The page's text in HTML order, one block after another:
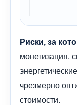
Риски, за
монетизация,
чрезмерно
стоимости.